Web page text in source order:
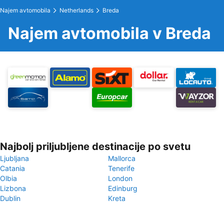
Najem avtomobila Netherlands Breda
Najem avtomobila v Breda
Najbolj priljubljene destinacije po svetu
Ljubljana
Mallorca
Catania
Tenerife
Olbia
London
Lizbona
Edinburg
Dublin
Kreta